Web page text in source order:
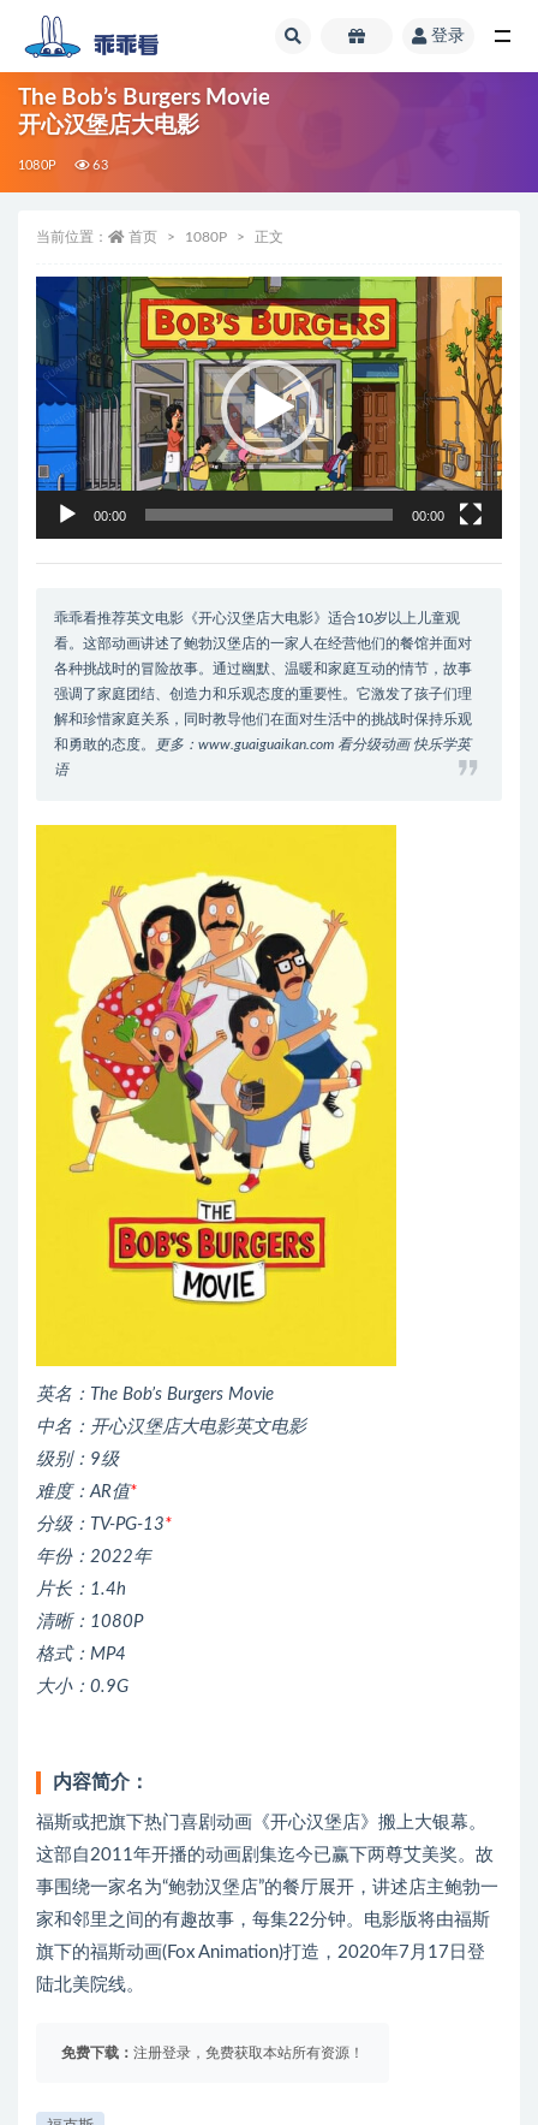
登录
The Bob’s Burgers Movie
开心汉堡店大电影
1080P 63
当前位置： 首页 1080P 正文
视
频
放
器
00:00 00:00
乖乖看推荐英文电影《开心汉堡店大电影》适合10岁以上儿童观
看。这部动画讲述了鲍勃汉堡店的一家人在经营他们的餐馆并面对
各种挑战时的冒险故事。通过幽默、温暖和家庭互动的情节，故事
强调了家庭团结、创造力和乐观态度的重要性。它激发了孩子们理
解和珍惜家庭关系，同时教导他们在面对生活中的挑战时保持乐观
和勇敢的态度。
更多：www.guaiguaikan.com 看分级动画 快乐学英
语
英名：The Bob’s Burgers Movie
中名：开心汉堡店大电影英文电影
级别：9级
难度：AR值*
分级：TV-PG-13*
年份：2022年
片长：1.4h
清晰：1080P
格式：MP4
大小：0.9G
内容简介：
福斯或把旗下热门喜剧动画《开心汉堡店》搬上大银幕。
这部自2011年开播的动画剧集迄今已赢下两尊艾美奖。故
事围绕一家名为“鲍勃汉堡店”的餐厅展开，讲述店主鲍勃一
家和邻里之间的有趣故事，每集22分钟。电影版将由福斯
旗下的福斯动画(Fox Animation)打造，2020年7月17日登
陆北美院线。
免费下载： 注册登录，免费获取本站所有资源！